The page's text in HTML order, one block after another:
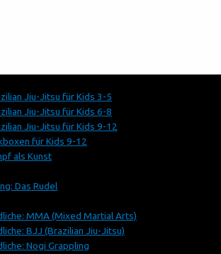
Jiu-Jitsu für Kids 3-5
Jiu-Jitsu für Kids 6-8
Jiu-Jitsu für Kids 9-12
für Kids 9-12
als Kunst
Das Rudel
MMA (Mixed Martial Arts)
BJJ (Brazilian Jiu-Jitsu)
Nogi Grappling